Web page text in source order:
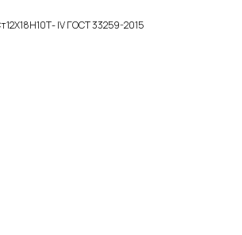
lV ГОСТ 33259-2015